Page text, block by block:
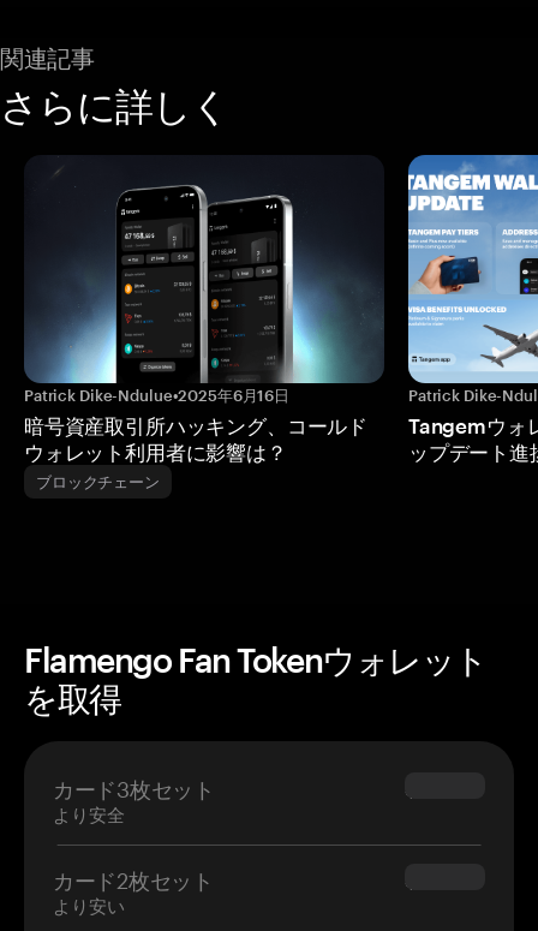
関連記事
さらに詳しく
Patrick Dike-Ndulue•2025年6月16日
暗号資産取引所ハッキング、コールド
ウォレット利用者に影響は？
ブロックチェーン
Patrick Dike-
Tangemウォ
ップデート進
Flamengo Fan Tokenウォレット
を取得
カード3枚セット
より安全
$69.90
カード2枚セット
より安い
$54.90